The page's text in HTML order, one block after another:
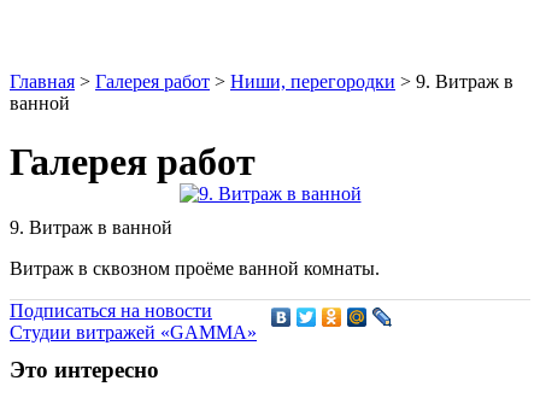
Главная > Галерея работ > Ниши, перегородки > 9. Витраж в
ванной
Галерея работ
9. Витраж в ванной
Витраж в сквозном проёме ванной комнаты.
Подписаться на новости
Студии витражей «GAMMA»
Это интересно